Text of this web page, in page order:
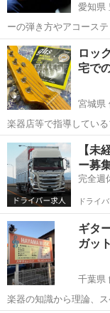
愛知県
ーの弾き方やアコース
アドリブの弾き方等…
愛知 豊川市 豊
ロッ
宅で
宮城県
楽器店等で指導してい
リキュラムを検討し、
アをレクチャー致します​ ・レッスン対象楽器 アコースティクギター
エレキギター、クラシッ
宮城 仙台市 ギ
【未
ー募
完全週
ドライ
ギタ
ガッ
千葉県
楽器の知識から理論、